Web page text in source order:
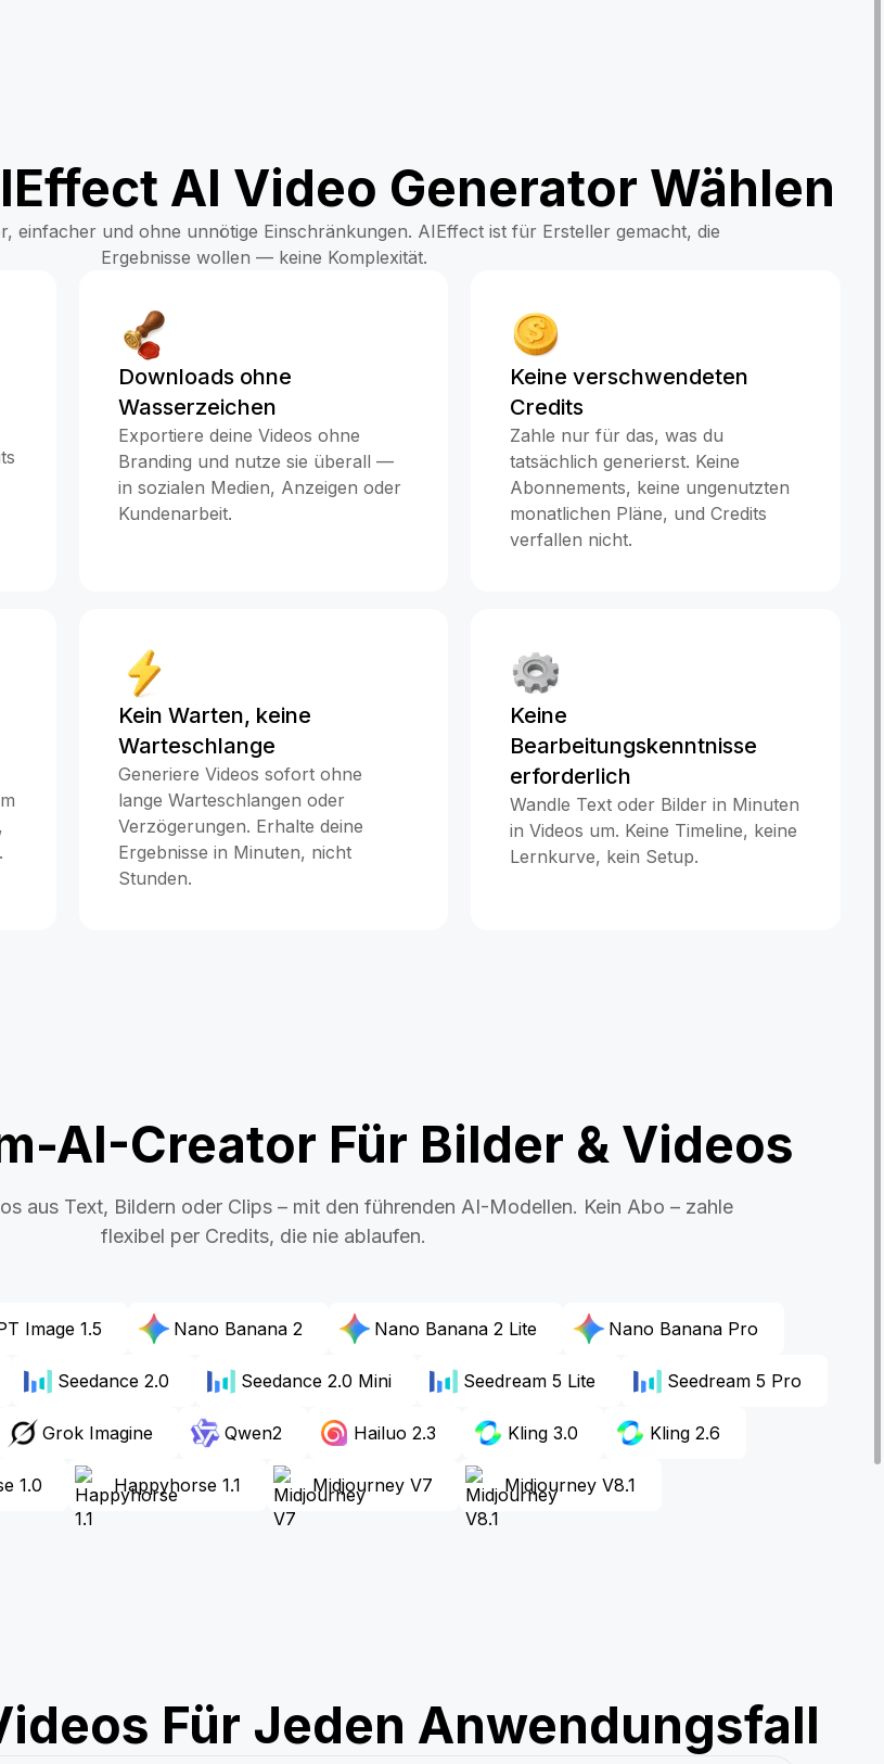
AI Video Generator Wählen
einfacher und ohne unnötige Einschränkungen. AIEffect ist für Ersteller gemacht, die
Ergebnisse wollen — keine Komplexität.
Downloads ohne
Wasserzeichen
Exportiere deine Videos ohne
Branding und nutze sie überall —
in sozialen Medien, Anzeigen oder
Kundenarbeit.
Keine verschwendeten
Credits
Zahle nur für das, was du
tatsächlich generierst. Keine
Abonnements, keine ungenutzten
monatlichen Pläne, und Credits
verfallen nicht.
Kein Warten, keine
Warteschlange
Generiere Videos sofort ohne
lange Warteschlangen oder
Verzögerungen. Erhalte deine
Ergebnisse in Minuten, nicht
Stunden.
Keine
Bearbeitungskenntnisse
erforderlich
Wandle Text oder Bilder in Minuten
in Videos um. Keine Timeline, keine
Lernkurve, kein Setup.
AI-Creator Für Bilder & Videos
aus Text, Bildern oder Clips – mit den führenden AI-Modellen. Kein Abo – zahle
flexibel per Credits, die nie ablaufen.
Image 1.5 Nano Banana 2 Nano Banana 2 Lite Nano Banana Pro
Seedance 2.0 Seedance 2.0 Mini Seedream 5 Lite Seedream 5 Pro
Grok Imagine Qwen2 Hailuo 2.3 Kling 3.0 Kling 2.6
1.0 Happyhorse 1.1 Midjourney V7 Midjourney V8.1
Für Jeden Anwendungsfall